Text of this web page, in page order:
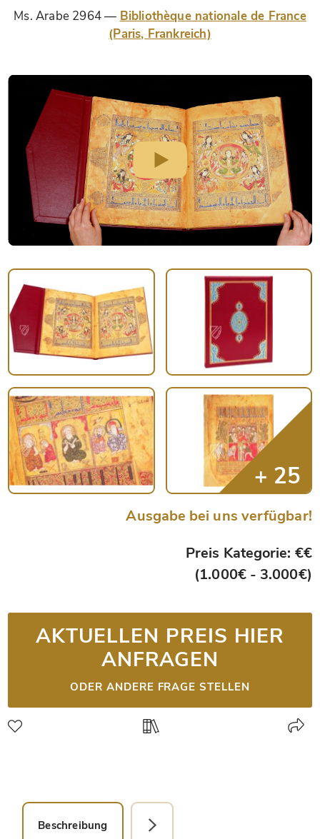
Ms. Arabe 2964
Bibliothèque nationale de France
(Paris, Frankreich)
Ausgabe bei uns verfügbar!
Preis Kategorie: €€
(1.000€ - 3.000€)
AKTUELLEN PREIS HIER
ANFRAGEN
ODER ANDERE FRAGE STELLEN
Beschreibung Detailbild